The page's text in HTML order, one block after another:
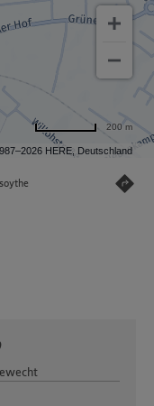
HERE, Deutschland
200 m